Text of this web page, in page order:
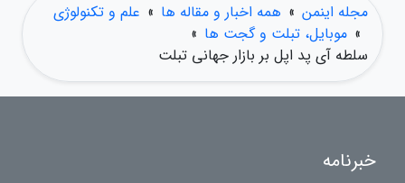
مجله اینمن » همه اخبار و مقاله ها » علم و تکنولوژی
» موبایل، تبلت و گجت ها »
سلطه آی پد اپل بر بازار جهانی تبلت
خبرنامه